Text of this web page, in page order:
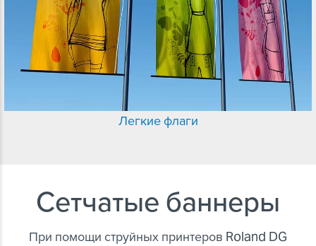
Легкие флаги
Сетчатые баннеры
При помощи струйных принтеров Roland DG